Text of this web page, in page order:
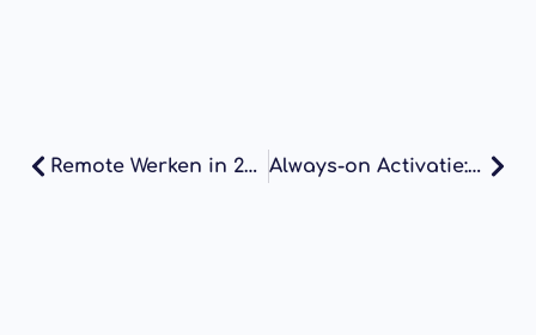
Remote Werken in 2025: De Toekomst van Werk Always-on Activatie: Hoe Trek Je Continu Nieuwe Kopers Aan?